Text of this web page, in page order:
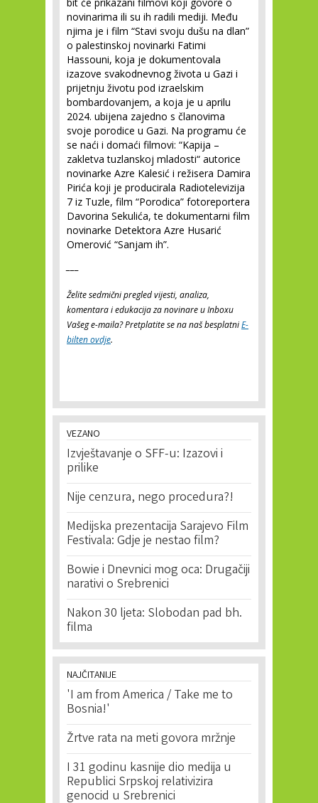
bit će prikazani filmovi koji govore o
novinarima ili su ih radili mediji. Među
njima je i film “Stavi svoju dušu na dlan”
o palestinskoj novinarki Fatimi
Hassouni, koja je dokumentovala
izazove svakodnevnog života u Gazi i
prijetnju životu pod izraelskim
bombardovanjem, a koja je u aprilu
2024. ubijena zajedno s članovima
svoje porodice u Gazi. Na programu će
se naći i domaći filmovi: “Kapija –
zakletva tuzlanskoj mladosti“ autorice
novinarke Azre Kalesić i režisera Damira
Pirića koji je producirala Radiotelevizija
7 iz Tuzle, film “Porodica” fotoreportera
Davorina Sekulića, te dokumentarni film
novinarke Detektora Azre Husarić
Omerović “Sanjam ih”.
Želite sedmični pregled vijesti, analiza,
komentara i edukacija za novinare u Inboxu
Vašeg e-maila? Pretplatite se na naš besplatniE-
bilten ovdje.
VEZANO
Izvještavanje o SFF-u: Izazovi i
prilike
Nije cenzura, nego procedura?!
Medijska prezentacija Sarajevo Film
Festivala: Gdje je nestao film?
Bowie i Dnevnici mog oca: Drugačiji
narativi o Srebrenici
Nakon 30 ljeta: Slobodan pad bh.
filma
NAJČITANIJE
'I am from America / Take me to
Bosnia!'
Žrtve rata na meti govora mržnje
I 31 godinu kasnije dio medija u
Republici Srpskoj relativizira
genocid u Srebrenici